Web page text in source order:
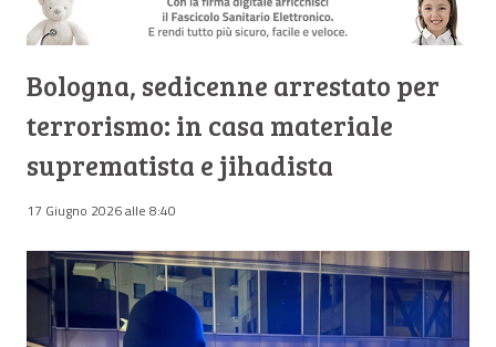
Bologna, sedicenne arrestato per
terrorismo: in casa materiale
suprematista e jihadista
17 Giugno 2026 alle 8:40